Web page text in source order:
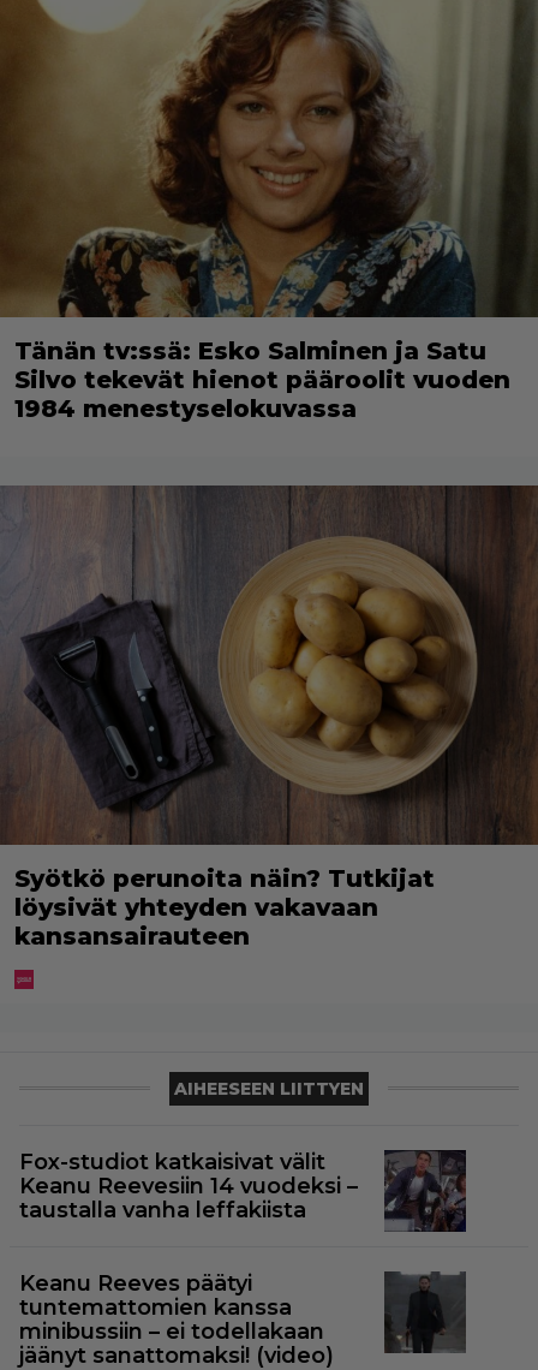
Tänän tv:ssä: Esko Salminen ja Satu
Silvo tekevät hienot pääroolit vuoden
1984 menestyselokuvassa
Syötkö perunoita näin? Tutkijat
löysivät yhteyden vakavaan
kansansairauteen
AIHEESEEN LIITTYEN
Fox-studiot katkaisivat välit
Keanu Reevesiin 14 vuodeksi –
taustalla vanha leffakiista
Keanu Reeves päätyi
tuntemattomien kanssa
minibussiin – ei todellakaan
jäänyt sanattomaksi! (video)